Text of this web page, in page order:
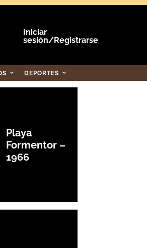
Iniciar
sesión/Registrarse
DEPORTES
Playa
Formentor –
1966